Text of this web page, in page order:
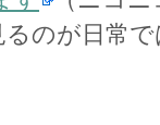
のが日常